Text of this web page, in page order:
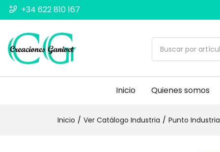
+34 622 810 167
Inicio Quienes somos
Inicio Ver Catálogo Industria Punto Industria